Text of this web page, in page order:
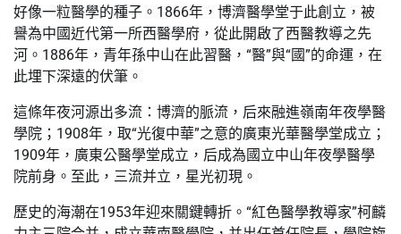
好像一粒醫學的種子。1866年，博濟醫學堂于此創立，被
譽為中國近代第一所西醫學府，從此開啟了西醫教導之先
河。1886年，青年孫中山在此習醫，“醫”與“國”的命運，在
此埋下深遠的伏筆。
這條年夜河源出多流：博濟的脈流，后來融進嶺南年夜學醫
學院；1908年，取“光復中華”之意的廣東光華醫學堂成立；
1909年，廣東公醫學堂成立，后成為國立中山年夜學醫學
院前身。至此，三流并立，星光初現。
歷史的海潮在1953年迎來關鍵轉折。“紅色醫學教導家”柯麟